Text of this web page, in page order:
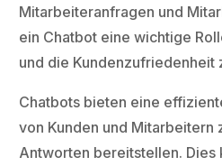
Mitarbeiteranfragen und
ein Chatbot eine wichtige
und die Kundenzufriedenheit
Chatbots bieten eine
von Kunden und
Antworten bereitstellen. Dies